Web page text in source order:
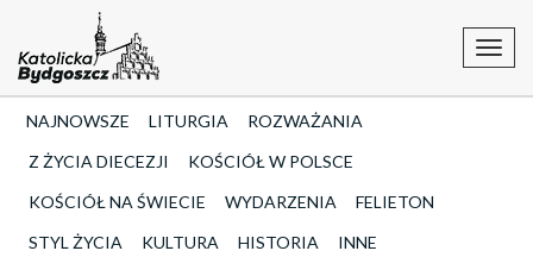
NAJNOWSZE LITURGIA
ROZWAŻANIA
Z ŻYCIA DIECEZJI
KOŚCIÓŁ W POLSCE
KOŚCIÓŁ NA ŚWIECIE
WYDARZENIA
FELIETON
STYL ŻYCIA
KULTURA HISTORIA
INNE